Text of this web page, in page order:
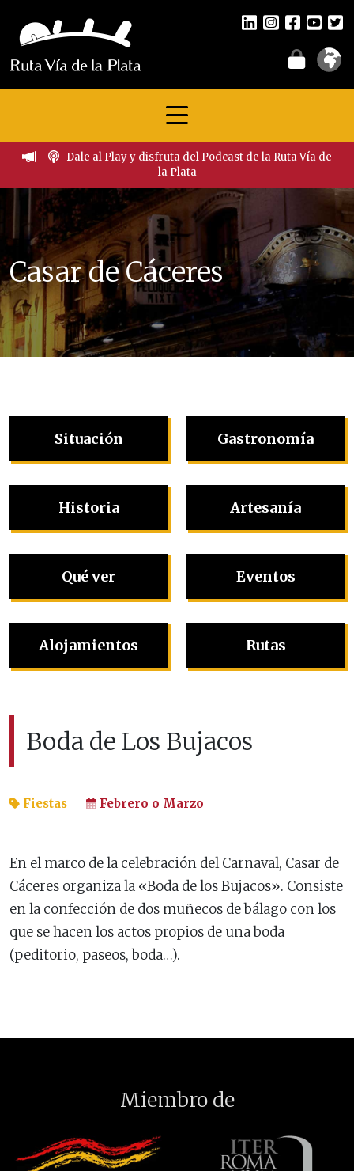
Dale al Play y disfruta del Podcast de la Ruta Vía de
la Plata
Casar de Cáceres
Situación
Historia
Qué ver
Alojamientos
Gastronomía
Artesanía
Eventos
Rutas
Boda de Los Bujacos
Fiestas Febrero o Marzo
En el marco de la celebración del Carnaval, Casar de
Cáceres organiza la «Boda de los Bujacos». Consiste
en la confección de dos muñecos de bálago con los
que se hacen los actos propios de una boda
(peditorio, paseos, boda…).
Miembro de